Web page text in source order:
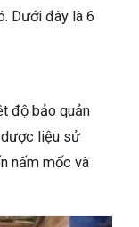
Dưới đây là 6
độ bảo quản
dược liệu sử
nấm mốc và